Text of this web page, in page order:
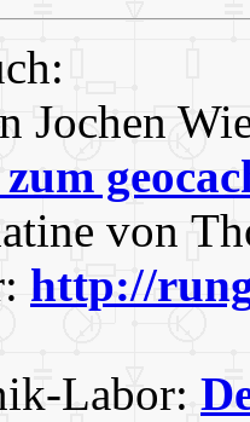
Jochen
von
http://
Labor: